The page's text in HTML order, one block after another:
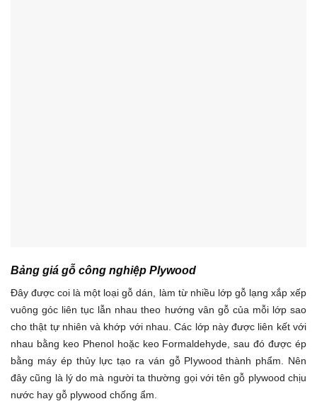
Bảng giá gỗ công nghiệp Plywood
Đây được coi là một loại gỗ dán, làm từ nhiều lớp gỗ lạng xắp xếp
vuông góc liên tục lẫn nhau theo hướng vân gỗ của mỗi lớp sao
cho thật tự nhiên và khớp với nhau. Các lớp này được liên kết với
nhau bằng keo Phenol hoặc keo Formaldehyde, sau đó được ép
bằng máy ép thủy lực tạo ra ván gỗ Plywood thành phẩm. Nên
đây cũng là lý do mà người ta thường gọi với tên gỗ plywood chịu
nước hay gỗ plywood chống ẩm.